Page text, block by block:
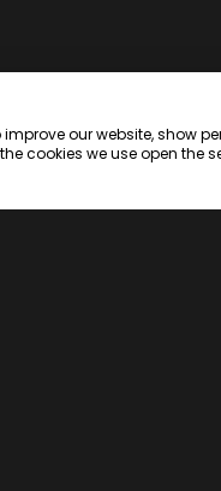
our website, show
cookies we use open the